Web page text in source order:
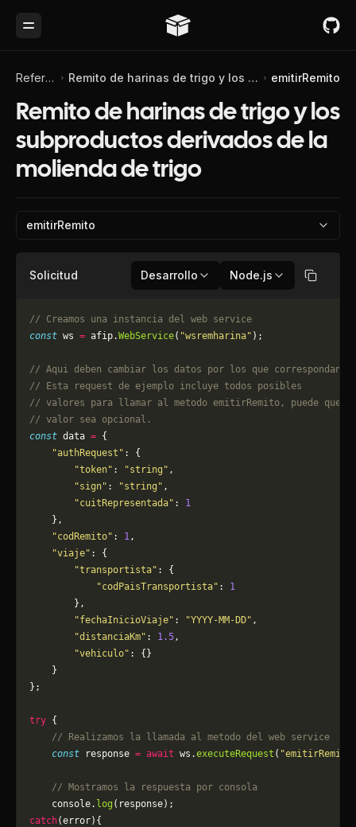
Toggle Menu
Referencia de API Remito de harinas de trigo y los subproductos derivados de la molienda de trigo emitirRemito
Remito de harinas de trigo y los
subproductos derivados de la
molienda de trigo
emitirRemito
Solicitud Desarrollo Node.js Copiar
// Creamos una instancia del web service
const ws = afip.WebService( "wsremharina" );
// Aqui deben cambiar los datos por los que correspondan.
// Esta request de ejemplo incluye todos posibles
// valores para llamar al metodo emitirRemito, puede que
// valor sea opcional.
const data = {
    "authRequest"
: {
        "token"
: "string" ,
        "sign"
: "string" ,
        "cuitRepresentada"
: 1
    },
    "codRemito"
: 1,
    "viaje"
: {
        "transportista"
: {
            "codPaisTransportista"
: 1
        },
        "fechaInicioViaje"
: "YYYY-MM-DD" ,
        "distanciaKm"
: 1.5,
        "vehiculo"
: {}
    }
};
try {
    // Realizamos la llamada al metodo del web service
    const
response = await ws.executeRequest (
    // Mostramos la respuesta por consola
    console.
log (response);
catch(error){